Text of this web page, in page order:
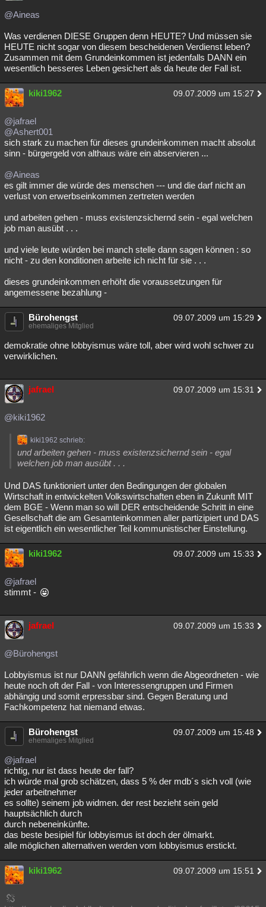
@Aineas
Was verdienen DIESE Gruppen denn HEUTE? Und müssen sie
HEUTE nicht sogar von diesem bescheidenen Verdienst leben?
Zusammen mit dem Grundeinkommen ist jedenfalls DANN ein
wesentlich besseres Leben gesichert als da heute der Fall ist.
kiki1962 09.07.2009 um 15:27
@jafrael
@Ashert001
sich stark zu machen für dieses grundeinkommen macht absolut
sinn - bürgergeld von althaus wäre ein abservieren ...
@Aineas
es gilt immer die würde des menschen --- und die darf nicht an
verlust von erwerbseinkommen zertreten werden
und arbeiten gehen - muss existenzsichernd sein - egal welchen
job man ausübt . . .
und viele leute würden bei manch stelle dann sagen können : so
nicht - zu den konditionen arbeite ich nicht für sie . . .
dieses grundeinkommen erhöht die voraussetzungen für
angemessene bezahlung -
Bürohengst 09.07.2009 um 15:29
ehemaliges Mitglied
demokratie ohne lobbyismus wäre toll, aber wird wohl schwer zu
verwirklichen.
jafrael 09.07.2009 um 15:31
@kiki1962
kiki1962 schrieb:
und arbeiten gehen - muss existenzsichernd sein - egal
welchen job man ausübt . . .
Und DAS funktioniert unter den Bedingungen der globalen
Wirtschaft in entwickelten Volkswirtschaften eben in Zukunft MIT
dem BGE - Wenn man so will DER entscheidende Schritt in eine
Gesellschaft die am Gesamteinkommen aller partizipiert und DAS
ist eigentlich ein wesentlicher Teil kommunistischer Einstellung.
kiki1962 09.07.2009 um 15:33
@jafrael
stimmt -
jafrael 09.07.2009 um 15:33
@Bürohengst
Lobbyismus ist nur DANN gefährlich wenn die Abgeordneten - wie
heute noch oft der Fall - von Interessengruppen und Firmen
abhängig und somit erpressbar sind. Gegen Beratung und
Fachkompetenz hat niemand etwas.
Bürohengst 09.07.2009 um 15:48
ehemaliges Mitglied
@jafrael
richtig, nur ist dass heute der fall?
ich würde mal grob schätzen, dass 5 % der mdb´s sich voll (wie
jeder arbeitnehmer
es sollte) seinem job widmen. der rest bezieht sein geld
hauptsächlich durch
durch nebeneinkünfte.
das beste besipiel für lobbyismus ist doch der ölmarkt.
alle möglichen alternativen werden vom lobbyismus erstickt.
kiki1962 09.07.2009 um 15:51